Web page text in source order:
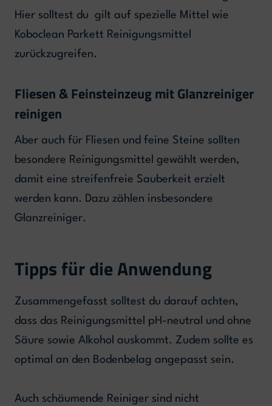
Hier solltest du gilt auf spezielle Mittel wie
Koboclean Parkett Reinigungsmittel
zurückzugreifen.
Fliesen & Feinsteinzeug mit Glanzreiniger
reinigen
Aber auch für Fliesen und feine Steine sollten
besondere Reinigungsmittel gewählt werden,
damit eine streifenfreie Sauberkeit erzielt
werden kann. Dazu zählen insbesondere
Glanzreiniger.
Tipps für die Anwendung
Zusammengefasst solltest du darauf achten,
dass das Reinigungsmittel pH-neutral und ohne
Säure sowie Alkohol auskommt. Zudem sollte es
optimal an den Bodenbelag angepasst sein.
Auch schäumende Reiniger sind nicht